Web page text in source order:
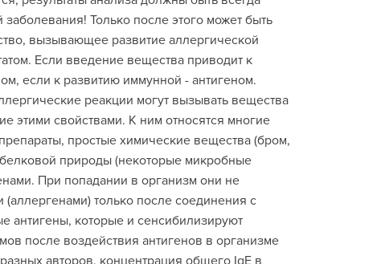
Только после этого может быть
вызывающее развитие аллергической
Если введение вещества приводит к
если к развитию иммунной - антигеном.
реакции могут вызывать вещества
этими свойствами. К ним относятся многие
простые химические вещества (бром,
природы (некоторые микробные
При попадании в организм они не
только после соединения с
антигены, которые и сенсибилизируют
после воздействия антигенов в организме
авторов, концентрация общего IgE в